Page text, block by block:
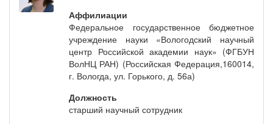
Аффилиации
Федеральное государственное бюджетное
учреждение науки «Вологодский научный
центр Российской академии наук» (ФГБУН
ВолНЦ РАН) (Российская Федерация,160014,
г. Вологда, ул. Горького, д. 56а)
Должность
старший научный сотрудник